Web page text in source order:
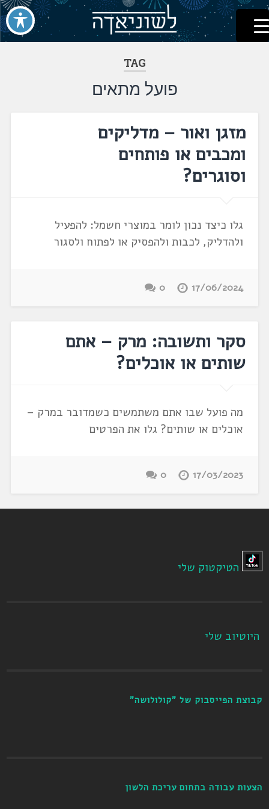
דלג
לתוכן
לשוניאדה
עברית. לשון. שפה
TAG
פועל מתאים
מזגן ואור – מדליקים
ומכבים או פותחים
וסוגרים?
גלו כיצד נכון לומר במוצרי חשמל: להפעיל
ולהדליק, לכבות ולהפסיק או לפתוח ולסגור
17/06/2024
0
סקר ותשובה: מרק – אתם
שותים או אוכלים?
מה פועל שבו אתם משתמשים כשמדובר במרק –
אוכלים או שותים? גלו את הפרטים
17/03/2023
0
הטיקטוק שלי
היוטיוב שלי
קבוצת הפייסבוק של "קולולושה"
הצעות עבודה בתחום עריכת הלשון